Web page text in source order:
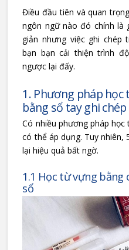
Điều đầu tiên và quan
ngôn ngữ nào đó chính là
giản nhưng việc ghi chép
bạn bạn cải thiện trình
ngược lại đấy.
1. Phương pháp học
bằng sổ tay ghi
Có nhiều phương pháp
có thể áp dụng. Tuy nhiên,
lại hiệu quả bất ngờ.
1.1 Học từ vựng bằng
sổ